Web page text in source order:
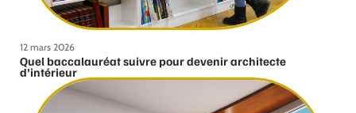
12 mars 2026
Quel baccalauréat suivre pour devenir architecte
d’intérieur